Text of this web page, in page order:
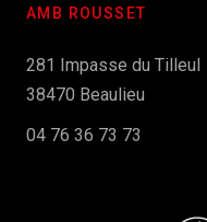
AMB ROUSSET
281 Impasse du Tilleul
38470 Beaulieu
04 76 36 73 73